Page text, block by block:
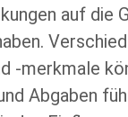
auf die
-merkmale
Abgaben